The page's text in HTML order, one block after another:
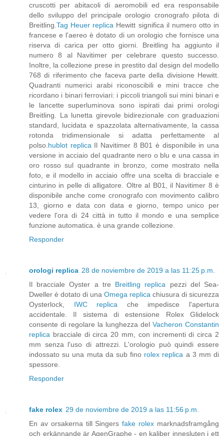
cruscotti per abitacoli di aeromobili ed era responsabile
dello sviluppo del principale orologio cronografo pilota di
Breitling.Tag Heuer replica Hewitt significa il numero otto in
francese e l'aereo è dotato di un orologio che fornisce una
riserva di carica per otto giorni. Breitling ha aggiunto il
numero 8 al Navitimer per celebrare questo successo.
Inoltre, la collezione prese in prestito dal design del modello
768 di riferimento che faceva parte della divisione Hewitt.
Quadranti numerici arabi riconoscibili e mini tracce che
ricordano i binari ferroviari: i piccoli triangoli sui mini binari e
le lancette superluminova sono ispirati dai primi orologi
Breitling. La lunetta girevole bidirezionale con graduazioni
standard, lucidata e spazzolata alternativamente, la cassa
rotonda tridimensionale si adatta perfettamente al
polso.hublot replicaIl Navitimer 8 B01 è disponibile in una
versione in acciaio del quadrante nero o blu e una cassa in
oro rosso sul quadrante in bronzo, come mostrato nella
foto, e il modello in acciaio offre una scelta di bracciale e
cinturino in pelle di alligatore. Oltre al B01, il Navitimer 8 è
disponibile anche come cronografo con movimento calibro
13, giorno e data con data e giorno, tempo unico per
vedere l'ora di 24 città in tutto il mondo e una semplice
funzione automatica. è una grande collezione.
Responder
orologi replica 28 de noviembre de 2019 a las 11:25 p.m.
Il bracciale Oyster a tre Breitling replica pezzi del Sea-
Dweller è dotato di una Omega replica chiusura di sicurezza
Oysterlock, IWC replica che impedisce l'apertura
accidentale. Il sistema di estensione Rolex Glidelock
consente di regolare la lunghezza del Vacheron Constantin
replica bracciale di circa 20 mm, con incrementi di circa 2
mm senza l'uso di attrezzi. L'orologio può quindi essere
indossato su una muta da sub fino rolex replica a 3 mm di
spessore.
Responder
fake rolex 29 de noviembre de 2019 a las 11:56 p.m.
En av orsakerna till Singersfake rolex marknadsframgång
och erkännande är AgenGraphe - en kaliber innesluten i ett